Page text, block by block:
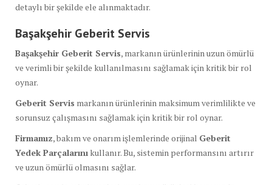
detaylı bir şekilde ele alınmaktadır.
Başakşehir Geberit Servis
Başakşehir Geberit Servis, markanın ürünlerinin uzun ömürlü
ve verimli bir şekilde kullanılmasını sağlamak için kritik bir rol
oynar.
Geberit Servis markanın ürünlerinin maksimum verimlilikte ve
sorunsuz çalışmasını sağlamak için kritik bir rol oynar.
Firmamız, bakım ve onarım işlemlerinde orijinal Geberit
Yedek Parçalarını kullanır. Bu, sistemin performansını artırır
ve uzun ömürlü olmasını sağlar.